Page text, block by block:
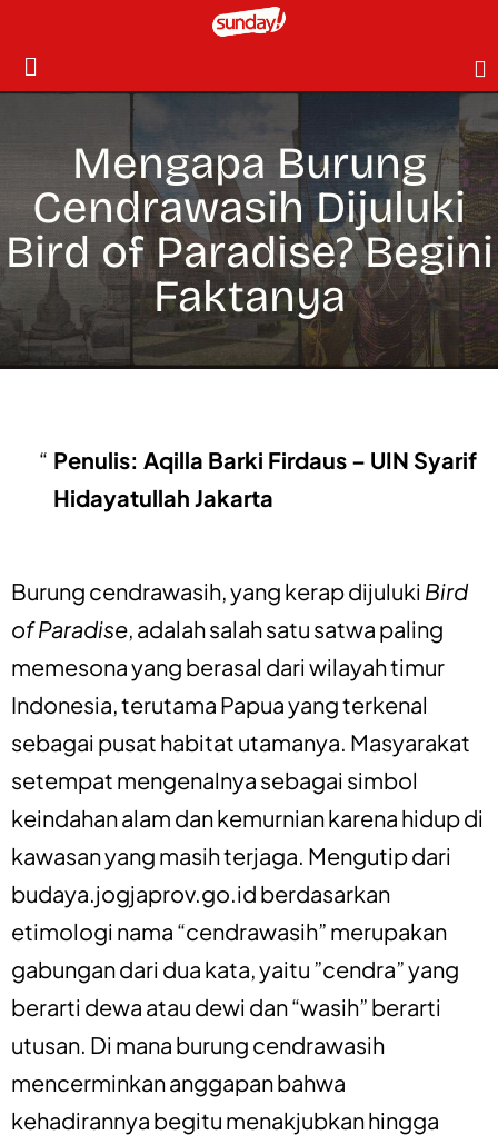
Mengapa Burung
Cendrawasih Dijuluki
Bird of Paradise? Begini
Faktanya
Penulis: Aqilla Barki Firdaus – UIN Syarif
Hidayatullah Jakarta
Burung cendrawasih, yang kerap dijuluki Bird
of Paradise, adalah salah satu satwa paling
memesona yang berasal dari wilayah timur
Indonesia, terutama Papua yang terkenal
sebagai pusat habitat utamanya. Masyarakat
setempat mengenalnya sebagai simbol
keindahan alam dan kemurnian karena hidup di
kawasan yang masih terjaga. Mengutip dari
budaya.jogjaprov.go.id berdasarkan
etimologi nama “cendrawasih” merupakan
gabungan dari dua kata, yaitu ”cendra” yang
berarti dewa atau dewi dan “wasih” berarti
utusan. Di mana burung cendrawasih
mencerminkan anggapan bahwa
kehadirannya begitu menakjubkan hingga